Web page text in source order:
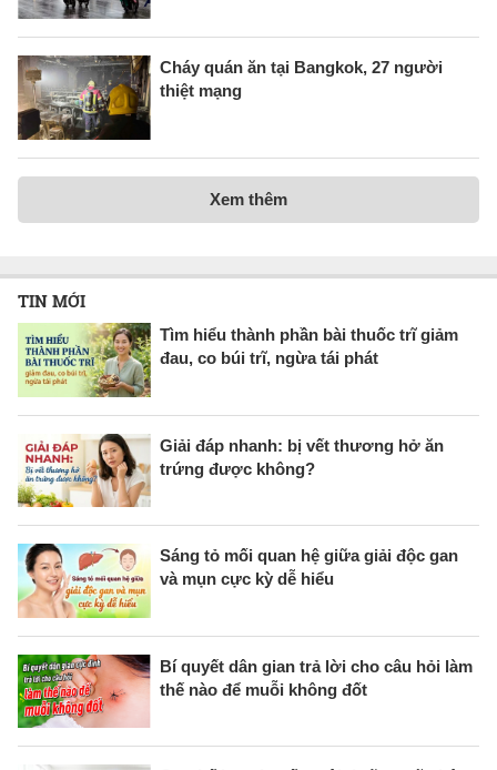
Cháy quán ăn tại Bangkok, 27 người
thiệt mạng
Xem thêm
TIN MỚI
Tìm hiểu thành phần bài thuốc trĩ giảm
đau, co búi trĩ, ngừa tái phát
Giải đáp nhanh: bị vết thương hở ăn
trứng được không?
Sáng tỏ mối quan hệ giữa giải độc gan
và mụn cực kỳ dễ hiểu
Bí quyết dân gian trả lời cho câu hỏi làm
thế nào để muỗi không đốt